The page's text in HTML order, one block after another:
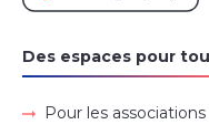
Des espaces pour
Pour les associations